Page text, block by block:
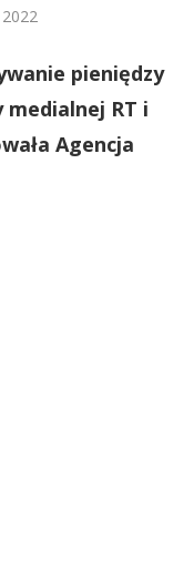
pieniędzy
RT i
Agencja